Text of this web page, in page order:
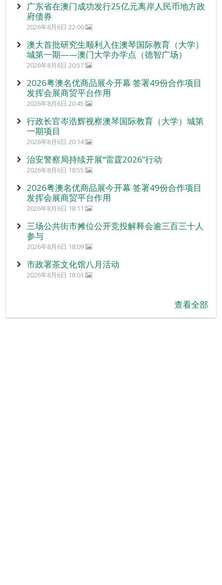
广东省在澳门成功发行25亿元离岸人民币地方政
府债券
2026年8月6日 22:00
澳大首批研究生顺利入住澳琴国际教育（大学）
城第一期——澳门大学办学点（德智广场）
2026年8月6日 20:57
2026粤澳名优商品展今开幕 签署49份合作项目
发挥会展商贸平台作用
2026年8月6日 20:45
行政长官岑浩辉视察澳琴国际教育（大学）城第
一期项目
2026年8月6日 20:14
治安警察局持续开展“雷霆2026”行动
2026年8月6日 18:55
2026粤澳名优商品展今开幕 签署49份合作项目
发挥会展商贸平台作用
2026年8月6日 18:11
三场公共街市摊位公开竞投解释会逾三百三十人
参与
2026年8月6日 18:09
市政署茶文化馆八月活动
2026年8月6日 18:03
查看全部